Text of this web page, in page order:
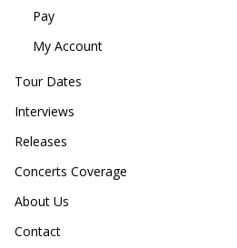
Pay
My Account
Tour Dates
Interviews
Releases
Concerts Coverage
About Us
Contact